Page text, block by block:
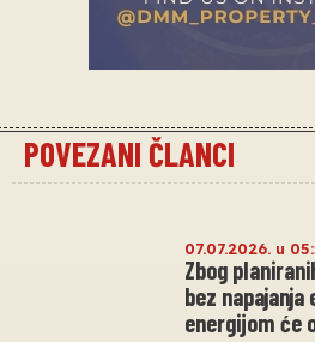
POVEZANI ČLANCI
07.07.2026. u
Zbog
bez
energijom će